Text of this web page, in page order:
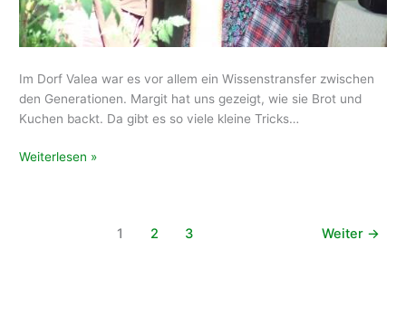
Im Dorf Valea war es vor allem ein Wissenstransfer zwischen
den Generationen. Margit hat uns gezeigt, wie sie Brot und
Kuchen backt. Da gibt es so viele kleine Tricks…
erste
Weiterlesen »
1 2 3 Weiter →